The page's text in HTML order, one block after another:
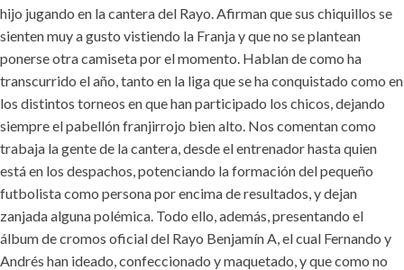
hijo jugando en la cantera del Rayo. Afirman que sus chiquillos se
sienten muy a gusto vistiendo la Franja y que no se plantean
ponerse otra camiseta por el momento. Hablan de como ha
transcurrido el año, tanto en la liga que se ha conquistado como en
los distintos torneos en que han participado los chicos, dejando
siempre el pabellón franjirrojo bien alto. Nos comentan como
trabaja la gente de la cantera, desde el entrenador hasta quien
está en los despachos, potenciando la formación del pequeño
futbolista como persona por encima de resultados, y dejan
zanjada alguna polémica. Todo ello, además, presentando el
álbum de cromos oficial del Rayo Benjamín A, el cual Fernando y
Andrés han ideado, confeccionado y maquetado, y que como no